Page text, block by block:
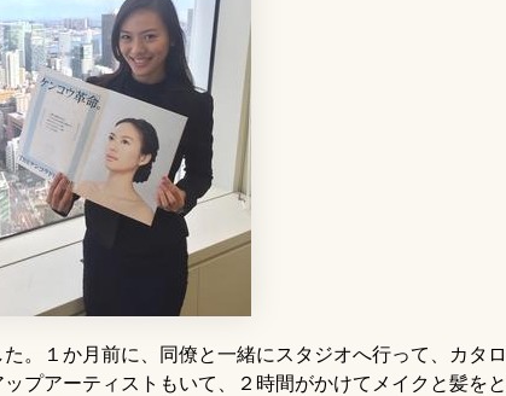
。１か月前に、同僚と一緒にスタジオへ行って、カタ
プアーティストもいて、２時間がかけてメイクと髪を